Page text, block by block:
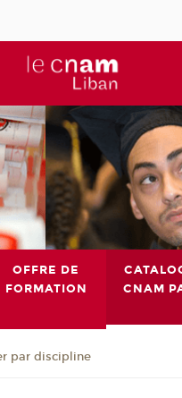
OFFRE DE
FORMATION
CNAM
par discipline